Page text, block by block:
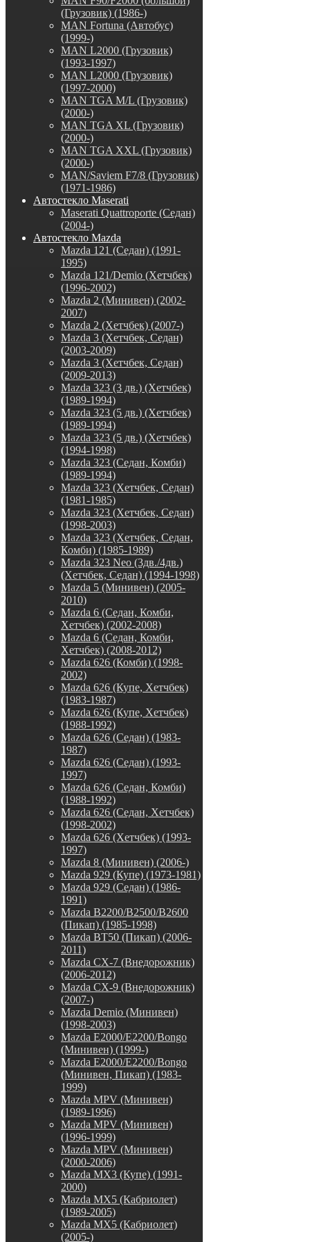
(Грузовик) (1986-)
MAN Fortuna (Автобус)
(1999-)
MAN L2000 (Грузовик)
(1993-1997)
MAN L2000 (Грузовик)
(1997-2000)
MAN TGA M/L (Грузовик)
(2000-)
MAN TGA XL (Грузовик)
(2000-)
MAN TGA XXL (Грузовик)
(2000-)
MAN/Saviem F7/8 (Грузовик)
(1971-1986)
Автостекло Maserati
Maserati Quattroporte (Седан)
(2004-)
Автостекло Mazda
Mazda 121 (Седан) (1991-
1995)
Mazda 121/Demio (Хетчбек)
(1996-2002)
Mazda 2 (Минивен) (2002-
2007)
Mazda 2 (Хетчбек) (2007-)
Mazda 3 (Хетчбек, Седан)
(2003-2009)
Mazda 3 (Хетчбек, Седан)
(2009-2013)
Mazda 323 (3 дв.) (Хетчбек)
(1989-1994)
Mazda 323 (5 дв.) (Хетчбек)
(1989-1994)
Mazda 323 (5 дв.) (Хетчбек)
(1994-1998)
Mazda 323 (Седан, Комби)
(1989-1994)
Mazda 323 (Хетчбек, Седан)
(1981-1985)
Mazda 323 (Хетчбек, Седан)
(1998-2003)
Mazda 323 (Хетчбек, Седан,
Комби) (1985-1989)
Mazda 323 Neo (3дв./4дв.)
(Хетчбек, Седан) (1994-1998)
Mazda 5 (Минивен) (2005-
2010)
Mazda 6 (Седан, Комби,
Хетчбек) (2002-2008)
Mazda 6 (Седан, Комби,
Хетчбек) (2008-2012)
Mazda 626 (Комби) (1998-
2002)
Mazda 626 (Купе, Хетчбек)
(1983-1987)
Mazda 626 (Купе, Хетчбек)
(1988-1992)
Mazda 626 (Седан) (1983-
1987)
Mazda 626 (Седан) (1993-
1997)
Mazda 626 (Седан, Комби)
(1988-1992)
Mazda 626 (Седан, Хетчбек)
(1998-2002)
Mazda 626 (Хетчбек) (1993-
1997)
Mazda 8 (Минивен) (2006-)
Mazda 929 (Купе) (1973-1981)
Mazda 929 (Седан) (1986-
1991)
Mazda B2200/B2500/B2600
(Пикап) (1985-1998)
Mazda BT50 (Пикап) (2006-
2011)
Mazda CX-7 (Внедорожник)
(2006-2012)
Mazda CX-9 (Внедорожник)
(2007-)
Mazda Demio (Минивен)
(1998-2003)
Mazda E2000/E2200/Bongo
(Минивен) (1999-)
Mazda E2000/E2200/Bongo
(Минивен, Пикап) (1983-
1999)
Mazda MPV (Минивен)
(1989-1996)
Mazda MPV (Минивен)
(1996-1999)
Mazda MPV (Минивен)
(2000-2006)
Mazda MX3 (Купе) (1991-
2000)
Mazda MX5 (Кабриолет)
(1989-2005)
Mazda MX5 (Кабриолет)
(2005-)